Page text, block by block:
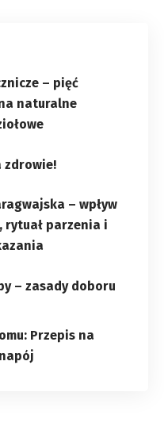
– pięć
naturalne
zdrowie!
– wpływ
rytuał parzenia i
– zasady doboru
Przepis na